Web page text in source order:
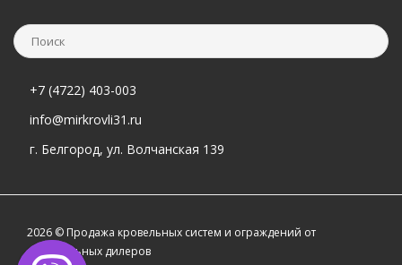
+7 (4722) 403-003
info@mirkrovli31.ru
г. Белгород, ул. Волчанская 139
2026 © Продажа кровельных систем и ограждений от
официальных дилеров